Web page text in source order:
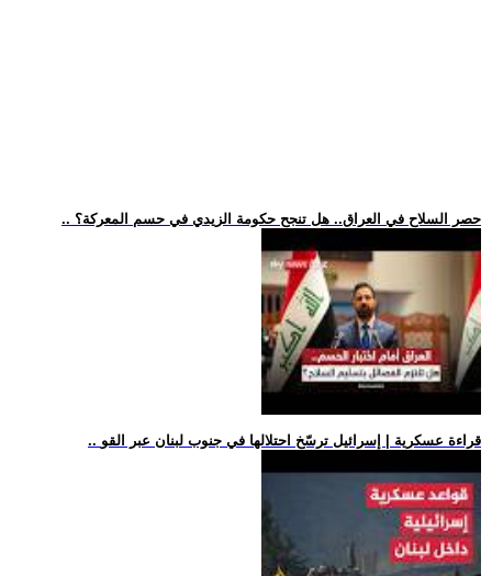
.. حصر السلاح في العراق.. هل تنجح حكومة الزيدي في حسم المعركة؟
.. قراءة عسكرية | إسرائيل ترسّخ احتلالها في جنوب لبنان عبر القو